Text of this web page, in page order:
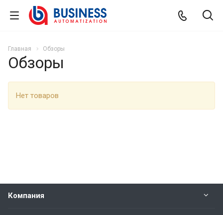
Главная Обзоры
Обзоры
Нет товаров
Компания